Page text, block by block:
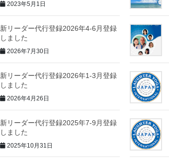
2023年5月1日
新リーダー代行登録2026年4-6月登録
しました
2026年7月30日
新リーダー代行登録2026年1-3月登録
しました
2026年4月26日
新リーダー代行登録2025年7-9月登録
しました
2025年10月31日